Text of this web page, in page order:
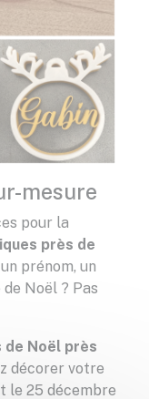
mesure
pour la
près de
prénom, un
Noël ? Pas
Noël près
décorer votre
le 25 décembre